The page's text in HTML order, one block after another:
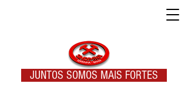
JUNTOS SOMOS MAIS FORTES